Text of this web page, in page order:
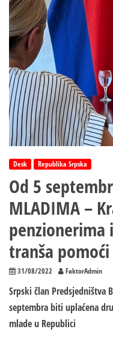
Desk Republika Srpska
Od 5
MLADIMA –
penzionerima
tranša
31/08/2022 FaktorAdmin
Srpski član Predsjedništva
septembra biti uplaćena
mlade u Republici